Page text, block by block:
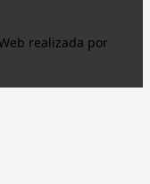
realizada por